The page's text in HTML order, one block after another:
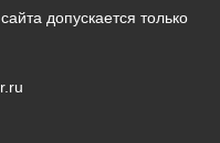
допускается только